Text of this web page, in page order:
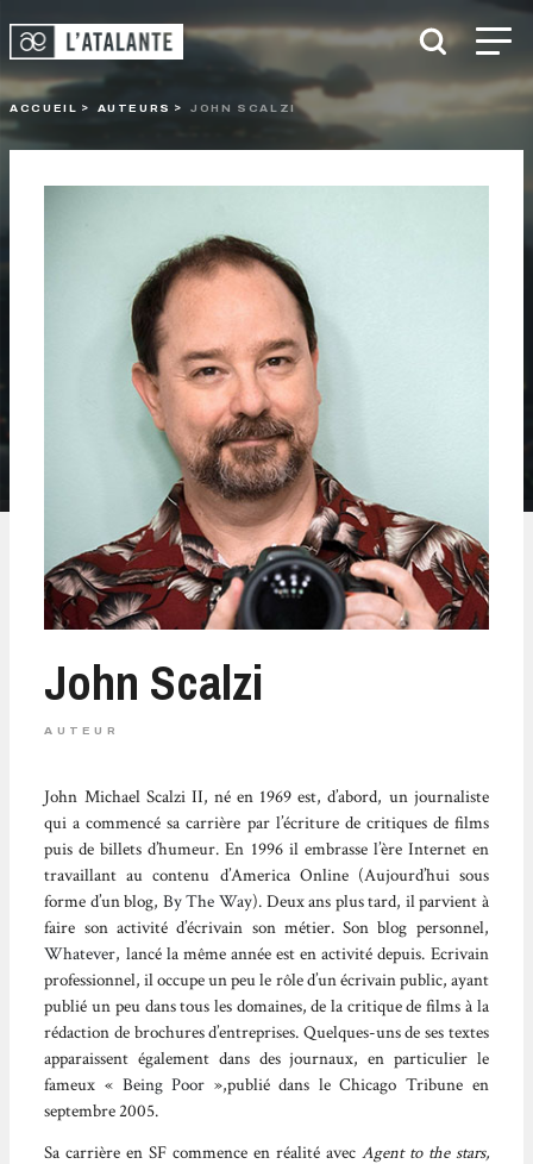
ACCUEIL AUTEURS JOHN SCALZI
John Scalzi
AUTEUR
John Michael Scalzi II, né en 1969 est, d’abord, un journaliste
qui a commencé sa carrière par l’écriture de critiques de films
puis de billets d’humeur. En 1996 il embrasse l’ère Internet en
travaillant au contenu d’America Online (Aujourd’hui sous
forme d’un blog, By The Way). Deux ans plus tard, il parvient à
faire son activité d’écrivain son métier. Son blog personnel,
Whatever, lancé la même année est en activité depuis. Ecrivain
professionnel, il occupe un peu le rôle d’un écrivain public, ayant
publié un peu dans tous les domaines, de la critique de films à la
rédaction de brochures d’entreprises. Quelques-uns de ses textes
apparaissent également dans des journaux, en particulier le
fameux « Being Poor »,publié dans le Chicago Tribune en
septembre 2005.
Sa carrière en SF commence en réalité avecAgent to the stars,